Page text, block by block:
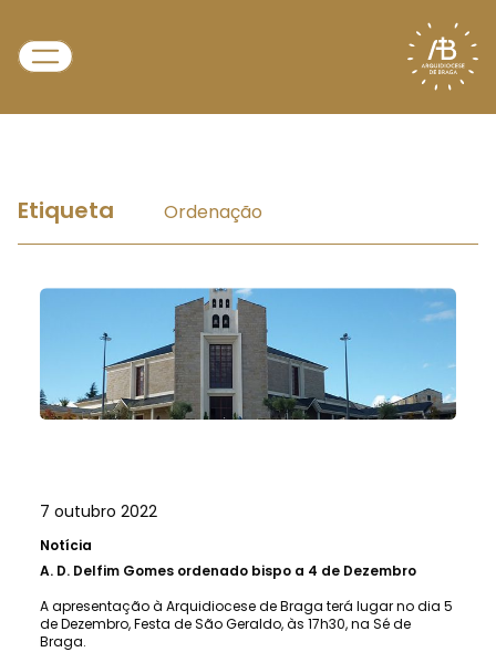
Etiqueta Ordenação
7 outubro 2022
Notícia
A. D. Delfim Gomes ordenado bispo a 4 de Dezembro
A apresentação à Arquidiocese de Braga terá lugar no dia 5
de Dezembro, Festa de São Geraldo, às 17h30, na Sé de
Braga.